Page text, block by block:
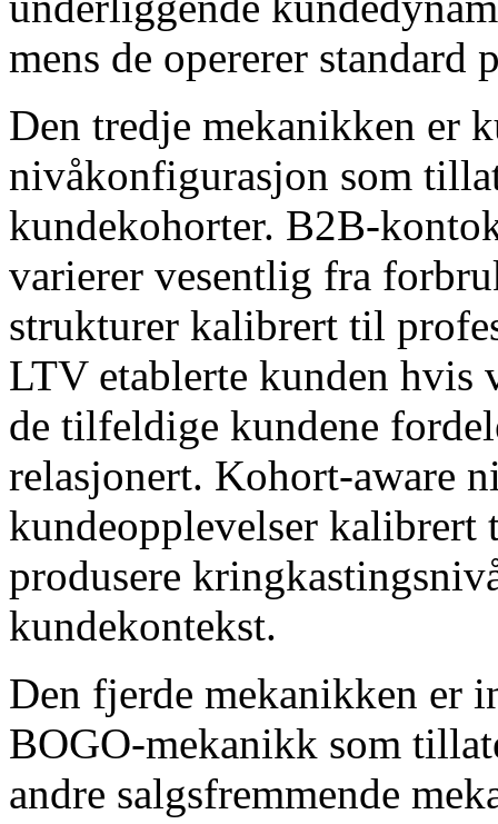
mens de opererer
Den tredje mekanikken er
nivåkonfigurasjon som
kundekohorter. B2B-
varierer vesentlig fra
strukturer kalibrert til
LTV etablerte kunden hvis
de tilfeldige kundene
relasjonert. Kohort-aware
kundeopplevelser kalibrert
produsere
kundekontekst.
Den fjerde mekanikken er
BOGO-mekanikk som
andre salgsfremmende